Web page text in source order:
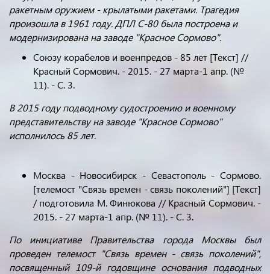
ракетным оружием - крылатыми ракетами. Трагедия
произошла в 1961 году. ДПЛ С-80 была построена и
модернизирована на заводе "Красное Сормово".
Союзу корабелов и военпредов - 85 лет [Текст] //
Красный Сормович. - 2015. - 27 марта-1 апр. (№
11). - С. 3.
В 2015 году подводному судостроению и военному
представительству на заводе "Красное Сормово"
исполнилось 85 лет.
Москва - Новосибирск - Севастополь - Сормово.
[телемост "Связь времен - связь поколений"] [Текст]
/ подготовила М. Финюкова // Красный Сормович. -
2015. - 27 марта-1 апр. (№ 11). - С. 3.
По инициативе Правительства города Москвы был
проведен телемост "Связь времен - связь поколений",
посвященный 109-й годовщине основания подводных